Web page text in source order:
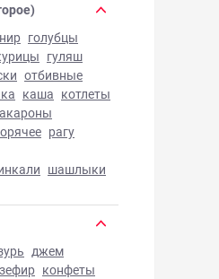
голубцы
гуляш
отбивные
каша котлеты
рагу
шашлыки
джем
зефир конфеты